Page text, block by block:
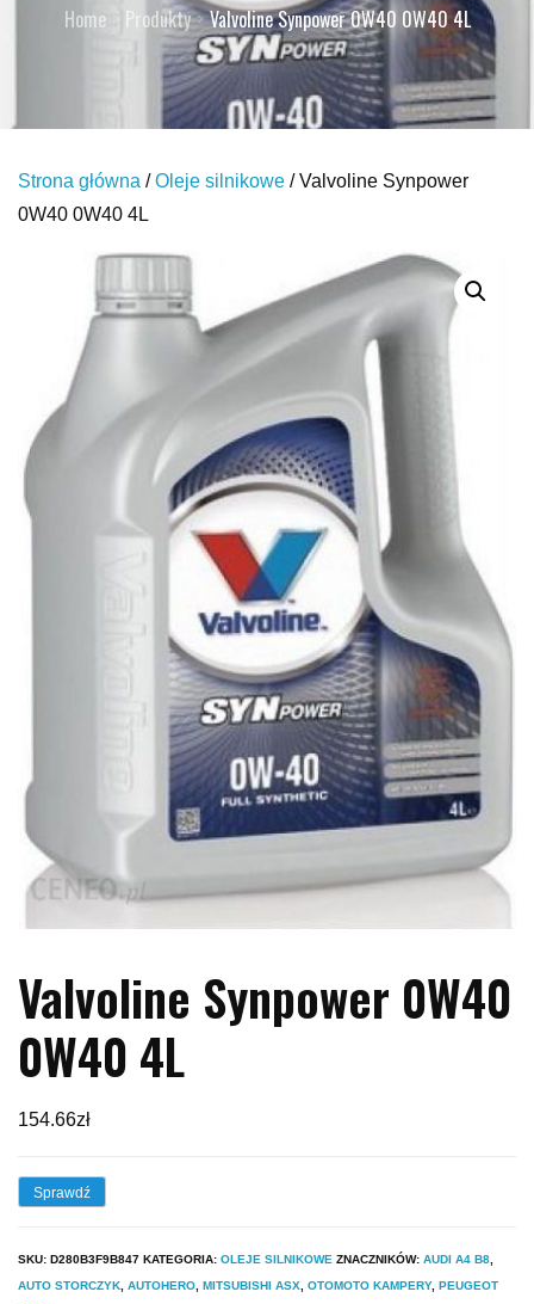
Home Produkty Valvoline Synpower 0W40 0W40 4L
Strona główna /Oleje silnikowe / Valvoline Synpower
0W40 0W40 4L
Valvoline Synpower 0W40
0W40 4L
154.66zł
Sprawdź
SKU: D280B3F9B847 KATEGORIA: OLEJE SILNIKOWE ZNACZNIKÓW: AUDI A4 B8
AUTO STORCZYK AUTOHERO MITSUBISHI ASX OTOMOTO KAMPERY, PEUGEOT